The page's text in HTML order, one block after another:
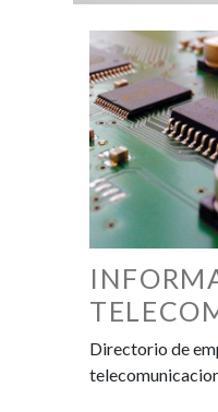
Directorio de